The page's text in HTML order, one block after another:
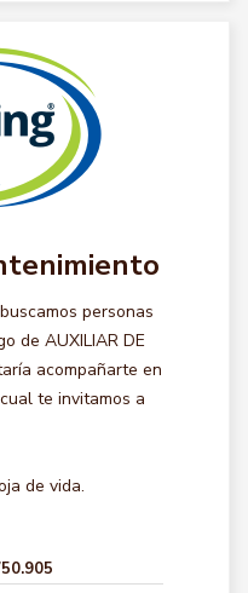
personas
de AUXILIAR DE
acompañarte en
te invitamos a
de vida.